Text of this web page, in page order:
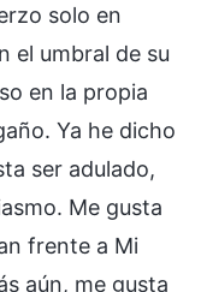
solo en
el umbral de su
en la propia
Ya he dicho
ser adulado,
Me gusta
frente a Mi
aún, me gusta